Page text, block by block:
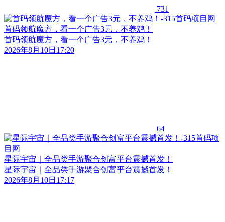
731
首码领航魔方，看一个广告3元，不养鸡！
首码领航魔方，看一个广告3元，不养鸡！
2026年8月10日17:20
64
星际宇宙｜全品类手游聚合创富平台震撼首发！
星际宇宙｜全品类手游聚合创富平台震撼首发！
2026年8月10日17:17